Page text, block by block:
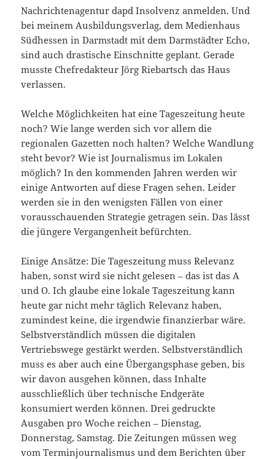
Nachrichtenagentur dapd Insolvenz anmelden. Und
bei meinem Ausbildungsverlag, dem Medienhaus
Südhessen in Darmstadt mit dem Darmstädter Echo,
sind auch drastische Einschnitte geplant. Gerade
musste Chefredakteur Jörg Riebartsch das Haus
verlassen.
Welche Möglichkeiten hat eine Tageszeitung heute
noch? Wie lange werden sich vor allem die
regionalen Gazetten noch halten? Welche Wandlung
steht bevor? Wie ist Journalismus im Lokalen
möglich? In den kommenden Jahren werden wir
einige Antworten auf diese Fragen sehen. Leider
werden sie in den wenigsten Fällen von einer
vorausschauenden Strategie getragen sein. Das lässt
die jüngere Vergangenheit befürchten.
Einige Ansätze: Die Tageszeitung muss Relevanz
haben, sonst wird sie nicht gelesen – das ist das A
und O. Ich glaube eine lokale Tageszeitung kann
heute gar nicht mehr täglich Relevanz haben,
zumindest keine, die irgendwie finanzierbar wäre.
Selbstverständlich müssen die digitalen
Vertriebswege gestärkt werden. Selbstverständlich
muss es aber auch eine Übergangsphase geben, bis
wir davon ausgehen können, dass Inhalte
ausschließlich über technische Endgeräte
konsumiert werden können. Drei gedruckte
Ausgaben pro Woche reichen – Dienstag,
Donnerstag, Samstag. Die Zeitungen müssen weg
vom Terminjournalismus und dem Berichten über